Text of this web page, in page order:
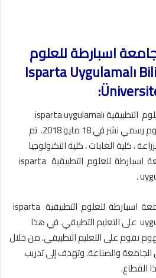
اسبارطة للعلوم
Isparta Uygulamalı
:
تأسست جامعة اسبارطة للعلوم التطبيقية isparta uygulamalı
bilimler üniversitesi , بمرسوم رسمي نشر في 18 مايو 2018. تم
، كلية الغابات ، كلية التكنولوجيا
وكلية Egirdir للمصايد بـ جامعة اسبارطة للعلوم التطبيقية isparta
كما يوحي الاسم ، تعتمد جامعة اسبارطة للعلوم التطبيقية isparta
uygulamalı bilimler üniversitesi على التعليم التطبيقي. في هذا
تقوم على التعليم التطبيقي. من خلال
والصناعة. وتهدف إلى تدريب
القطاع.